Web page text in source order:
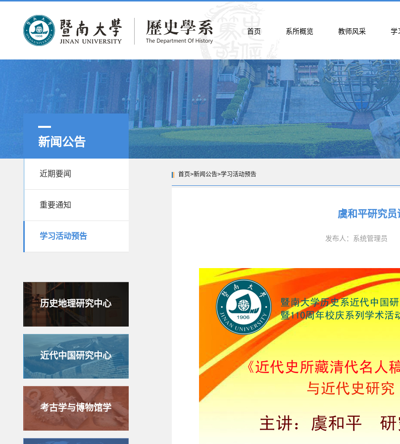
首页 系所概览 教师风采 学
新闻公告
近期要闻
重要通知
学习活动预告
历史地理研究中心
近代中国研究中心
考古学与博物馆学
首页>新闻公告>学习活动预告
虞和平研究员
发布人：系统管理员